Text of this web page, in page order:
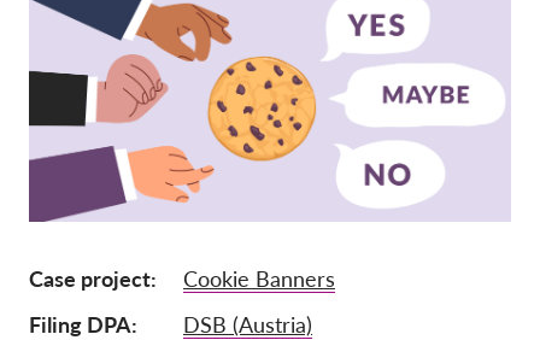
Exercise your rights!
Pordporte nás!
Členství
Příspěvky
Přihlášení člena
Case project
Cookie Banners
Filing DPA
DSB (Austria)